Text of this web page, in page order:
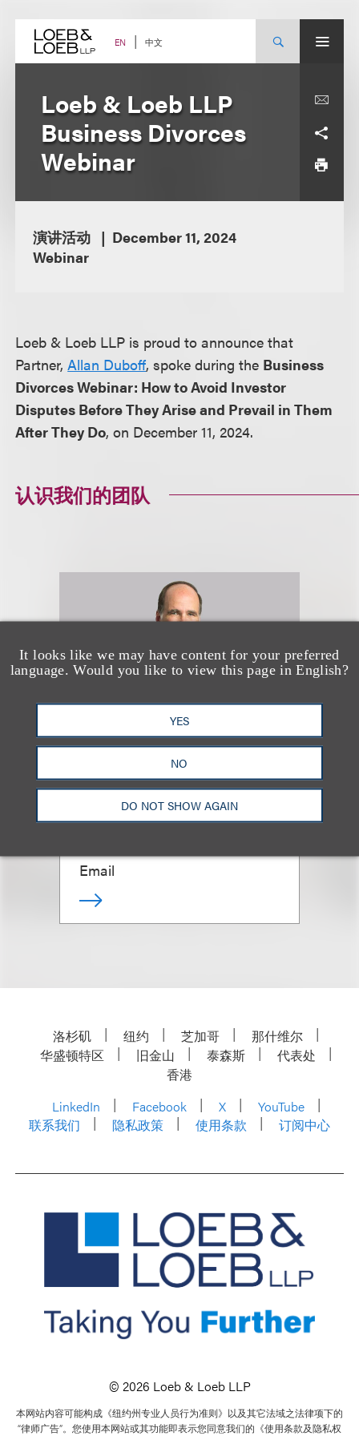
content EN 中文
It looks like we may have content for your preferred
language. Would you like to view this page in English?
YES
NO
DO NOT SHOW AGAIN
Loeb & Loeb LLP
Business Divorces
Webinar
演讲活动
December 11, 2024
Webinar
Loeb & Loeb LLP is proud to announce that
Partner,Allan Duboff, spoke during the Business
Divorces Webinar: How to Avoid Investor
Disputes Before They Arise and Prevail in Them
After They Do, on December 11, 2024.
认识我们的团队
Allan B. Duboff
合伙人
Email
洛杉矶 纽约 芝加哥
那什维尔
华盛顿特区
旧金山 泰森斯
代表处
香港
LinkedIn
Facebook X
YouTube
联系我们
隐私政策 使用条款 订阅中心
© 2026 Loeb & Loeb LLP
本网站内容可能构成《纽约州专业人员行为准则》以及其它法域之法律项下的
“律师广告”。您使用本网站或其功能即表示您同意我们的《使用条款及隐私权